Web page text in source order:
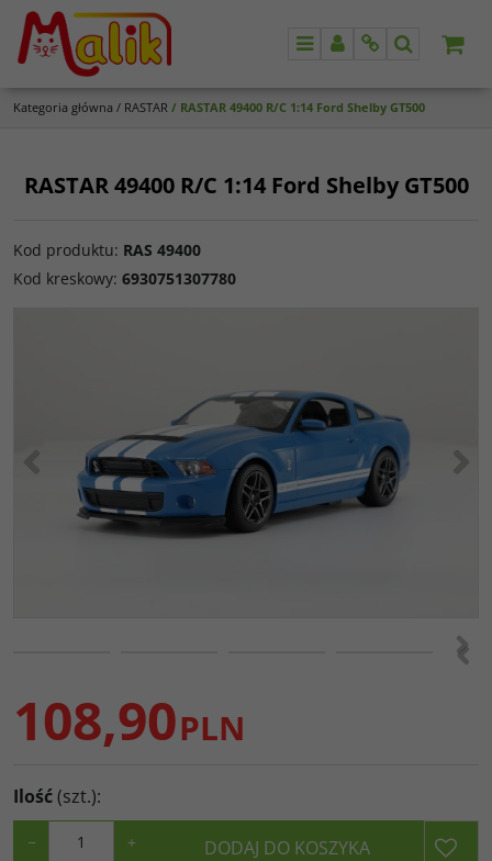
MenuPanelInfoSzukaj
Kategoria główna / RASTAR / RASTAR 49400 R/C 1:14 Ford Shelby GT500
RASTAR 49400 R/C 1:14 Ford Shelby GT500
Kod produktu: RAS 49400
Kod kreskowy: 6930751307780
<
108,90PLN
Ilość(szt.):
− + DODAJ DO KOSZYKA